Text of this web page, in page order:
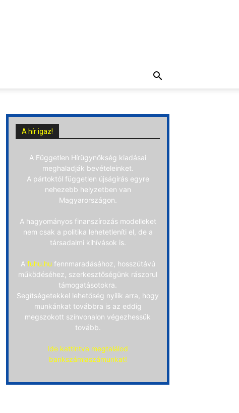
A hír igaz!
A Független Hírügynökség kiadásai
meghaladják bevételeinket.
A pártoktól független újságírás egyre
nehezebb helyzetben van
Magyarországon.
A hagyományos finanszírozás modelleket
nem csak a politika lehetetleníti el, de a
társadalmi kihívások is.
A fuhu.hu fennmaradásához, hosszútávú
működéséhez, szerkesztőségünk rászorul
támogatásotokra.
Segítségetekkel lehetőség nyílik arra, hogy
munkánkat továbbra is az eddig
megszokott színvonalon végezhessük
tovább.
Ide kattintva megtalálod
bankszámlaszámunkat!